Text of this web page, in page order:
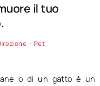
il tuo
- Pet
o di un gatto è un